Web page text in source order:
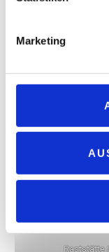
MarketingEspressobar und
Raststätte